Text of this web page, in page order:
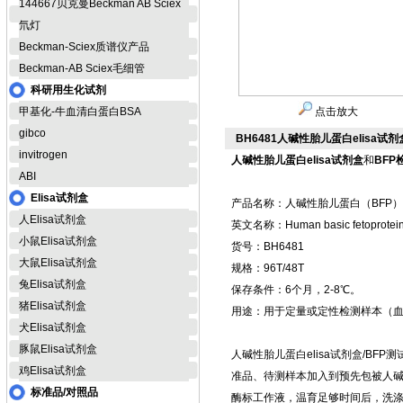
144667贝克曼Beckman AB Sciex
氘灯
Beckman-Sciex质谱仪产品
Beckman-AB Sciex毛细管
科研用生化试剂
甲基化-牛血清白蛋白BSA
gibco
invitrogen
ABI
Elisa试剂盒
人Elisa试剂盒
小鼠Elisa试剂盒
大鼠Elisa试剂盒
兔Elisa试剂盒
猪Elisa试剂盒
犬Elisa试剂盒
豚鼠Elisa试剂盒
鸡Elisa试剂盒
标准品/对照品
点击放大
BH6481人碱性胎儿蛋白elisa试剂
人碱性胎儿蛋白elisa试剂盒和 BFP
产品名称：人碱性胎儿蛋白（BFP
英文名称：Human basic
货号：BH6481
规格：96T/48T
保存条件：6个月，2-8℃。
用途：用于定量或定性检测样本（
人碱性胎儿蛋白elisa试剂盒/BFP
准品、待测样本加入到预先包被人
酶标工作液，温育足够时间后，洗